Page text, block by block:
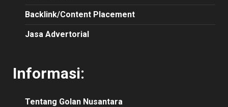
Backlink/Content Placement
Jasa Advertorial
Informasi:
Tentang Golan Nusantara